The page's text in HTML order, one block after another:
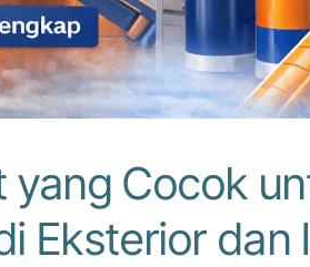
yang Cocok
Eksterior dan